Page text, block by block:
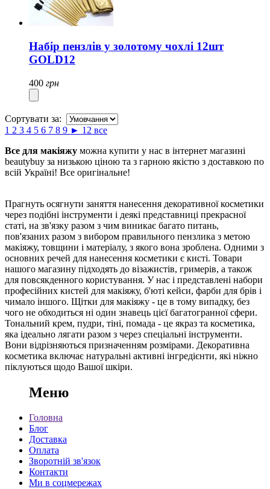
Набір пензлів у золотому чохлі 12шт
GOLD12
400 грн
Сортувати за:
1 2 3 4 5 6 7 8 9 ► 12 все
Все для макіяжу можна купити у нас в інтернет магазині
beautybuy за низькою ціною та з гарною якістю з доставкою по
всій Україні! Все оригінальне!
Прагнуть осягнути заняття нанесення декоративної косметики
через подібні інструменти і деякі представниці прекрасної
статі, на зв'язку разом з чим виникає багато питань,
пов'язаних разом з вибором правильного пензлика з метою
макіяжу, товщини і матеріалу, з якого вона зроблена. Одними з
основних речей для нанесення косметики є кисті. Товари
нашого магазину підходять до візажистів, гримерів, а також
для повсякденного користування. У нас і представлені набори
професійних кистей для макіяжу, б'юті кейси, фарби для брів і
чимало іншого. Щітки для макіяжу - це в тому випадку, без
чого не обходиться ні один знавець цієї багатогранної сфери.
Тональний крем, пудри, тіні, помада - це якраз та косметика,
яка ідеально лягати разом з через спеціальні інструменти.
Вони відрізняються призначенням розмірами. Декоративна
косметика включає натуральні активні інгредієнти, які ніжно
піклуються щодо Вашої шкіри.
Меню
Головна
Блог
Доставка
Оплата
Зворотній зв'язок
Контакти
Ми в соцмережах